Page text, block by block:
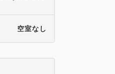
ただく場合
空室なし